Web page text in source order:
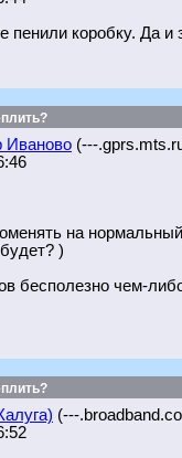
пенили коробку. Да и
Иваново (---
на
)
бесполезно чем-
(---